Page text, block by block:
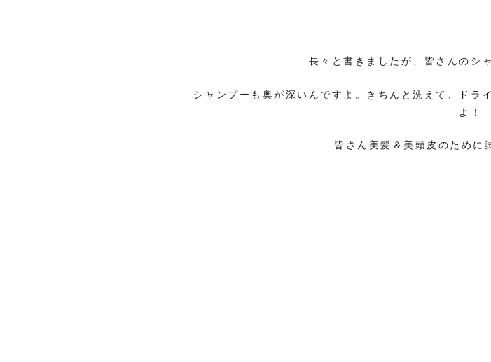
長々と書きましたが、皆さんのシ
シャンプーも奥が深いんですよ。きちんと洗えて、ドラ
よ！
皆さん美髪＆美頭皮のために